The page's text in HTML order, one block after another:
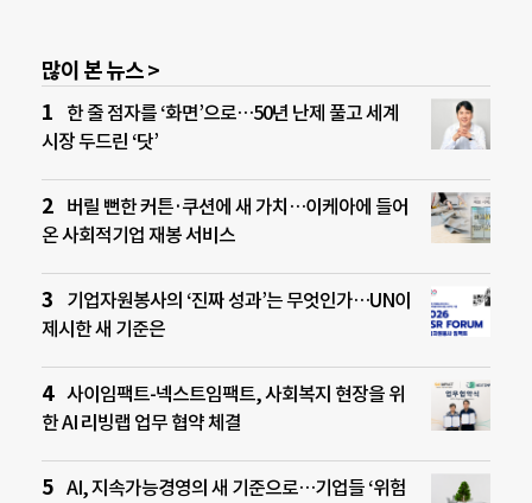
많이 본 뉴스 >
한 줄 점자를 ‘화면’으로…50년 난제 풀고 세계
시장 두드린 ‘닷’
버릴 뻔한 커튼·쿠션에 새 가치…이케아에 들어
온 사회적기업 재봉 서비스
기업자원봉사의 ‘진짜 성과’는 무엇인가…UN이
제시한 새 기준은
사이임팩트-넥스트임팩트, 사회복지 현장을 위
한 AI 리빙랩 업무 협약 체결
AI, 지속가능경영의 새 기준으로…기업들 ‘위험